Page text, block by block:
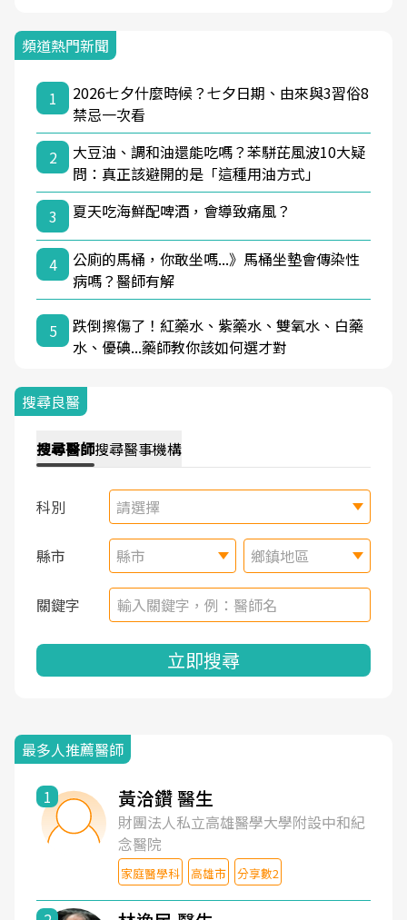
頻道熱門新聞
1
2026七夕什麼時候？七夕日期、由來與3習俗8
禁忌一次看
2
大豆油、調和油還能吃嗎？苯駢芘風波10大疑
問：真正該避開的是「這種用油方式」
3
夏天吃海鮮配啤酒，會導致痛風？
4
公廁的馬桶，你敢坐嗎...》馬桶坐墊會傳染性
病嗎？醫師有解
5
跌倒擦傷了！紅藥水、紫藥水、雙氧水、白藥
水、優碘...藥師教你該如何選才對
搜尋良醫
搜尋醫師搜尋醫事機構
科別 請選擇
縣市 縣市 鄉鎮地區
關鍵字
立即搜尋
最多人推薦醫師
1 黃洽鑽 醫生
財團法人私立高雄醫學大學附設中和紀
念醫院
家庭醫學科 高雄市 分享數2